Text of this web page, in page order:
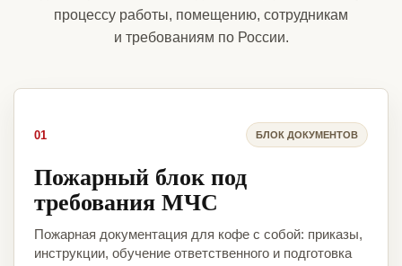
процессу работы, помещению, сотрудникам
и требованиям по России.
01 БЛОК ДОКУМЕНТОВ
Пожарный блок под
требования МЧС
Пожарная документация для кофе с собой: приказы,
инструкции, обучение ответственного и подготовка